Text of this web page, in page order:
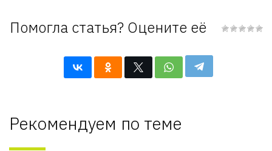
Помогла статья? Оцените её
Рекомендуем по теме